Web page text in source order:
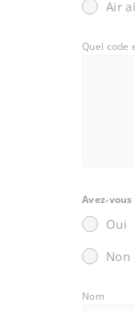
Air
Quel code
Avez-
Oui
Non
Nom